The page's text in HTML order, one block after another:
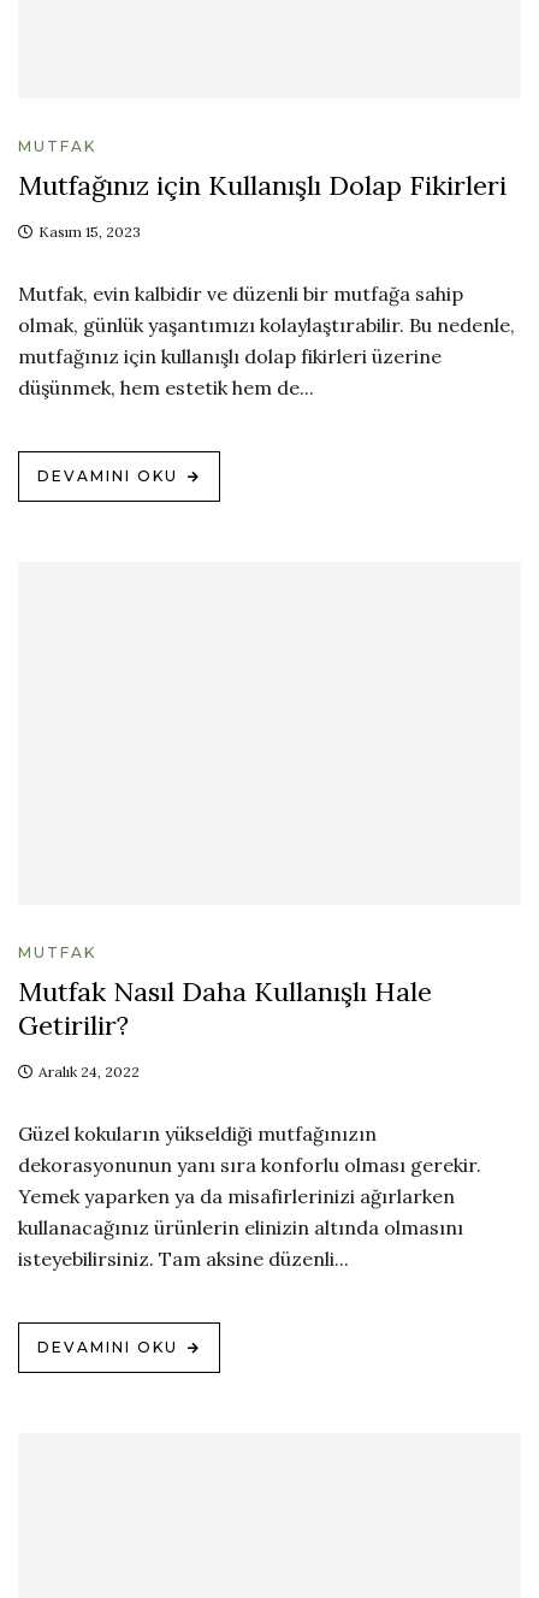
MUTFAK
Mutfağınız için Kullanışlı Dolap Fikirleri
Kasım 15, 2023
Mutfak, evin kalbidir ve düzenli bir mutfağa sahip
olmak, günlük yaşantımızı kolaylaştırabilir. Bu nedenle,
mutfağınız için kullanışlı dolap fikirleri üzerine
düşünmek, hem estetik hem de...
DEVAMINI OKU
MUTFAK
Mutfak Nasıl Daha Kullanışlı Hale
Getirilir?
Aralık 24, 2022
Güzel kokuların yükseldiği mutfağınızın
dekorasyonunun yanı sıra konforlu olması gerekir.
Yemek yaparken ya da misafirlerinizi ağırlarken
kullanacağınız ürünlerin elinizin altında olmasını
isteyebilirsiniz. Tam aksine düzenli...
DEVAMINI OKU